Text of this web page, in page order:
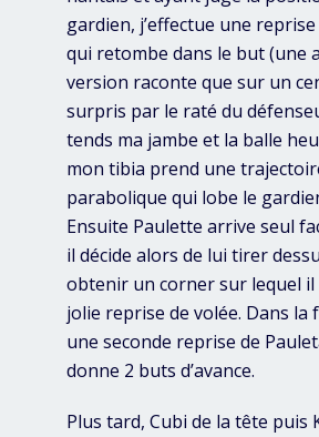
gardien, j’effectue une
qui retombe dans le but (une
version raconte que sur un
surpris par le raté du
tends ma jambe et la balle
mon tibia prend une
parabolique qui lobe le
Ensuite Paulette arrive seul
il décide alors de lui tirer
obtenir un corner sur lequel il
jolie reprise de volée. Dans la
une seconde reprise de
donne 2 buts d’avance.
Plus tard, Cubi de la tête puis